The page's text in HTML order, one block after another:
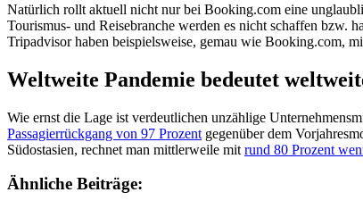
Natürlich rollt aktuell nicht nur bei Booking.com eine
Tourismus- und Reisebranche werden es nicht schaffen bzw.
Tripadvisor haben beispielsweise, gemau wie Booking.com,
Weltweite Pandemie bedeutet
Wie ernst die Lage ist verdeutlichen unzählige
Passagierrückgang von 97 Prozent gegenüber dem
Südostasien, rechnet man mittlerweile mit rund 80 Prozent
Ähnliche Beiträge: